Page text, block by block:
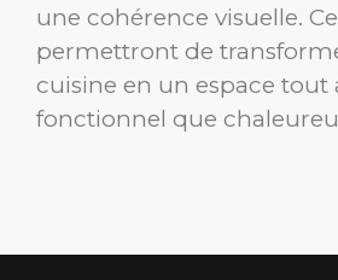
une cohérence visuelle.
permettront de
cuisine en un espace tout
fonctionnel que